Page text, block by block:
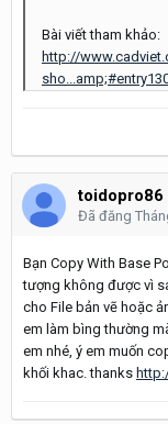
Bài viết tham khảo:
http://
toidopro86
Đã đăng
Bạn Copy With Base
tượng không được vì
cho File bản vẽ hoặc
em làm bìng thường
em nhé, ý em muốn
khối khac. thanks